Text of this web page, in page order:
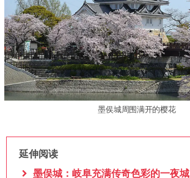
墨㑨城周围满开的樱花
延伸阅读
墨俣城：岐阜充满传奇色彩的一夜城